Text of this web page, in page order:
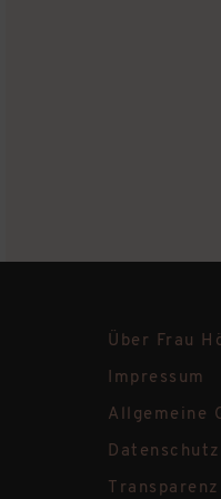
Über Frau
Impressum
Allgemeine
Datenschutz